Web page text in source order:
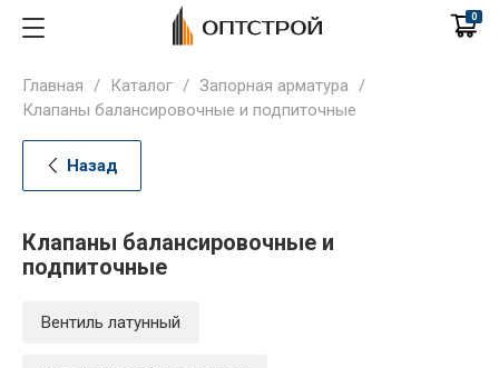
0
Главная / Каталог / Запорная арматура /
Клапаны балансировочные и подпиточные
Назад
Клапаны балансировочные и
подпиточные
Вентиль латунный